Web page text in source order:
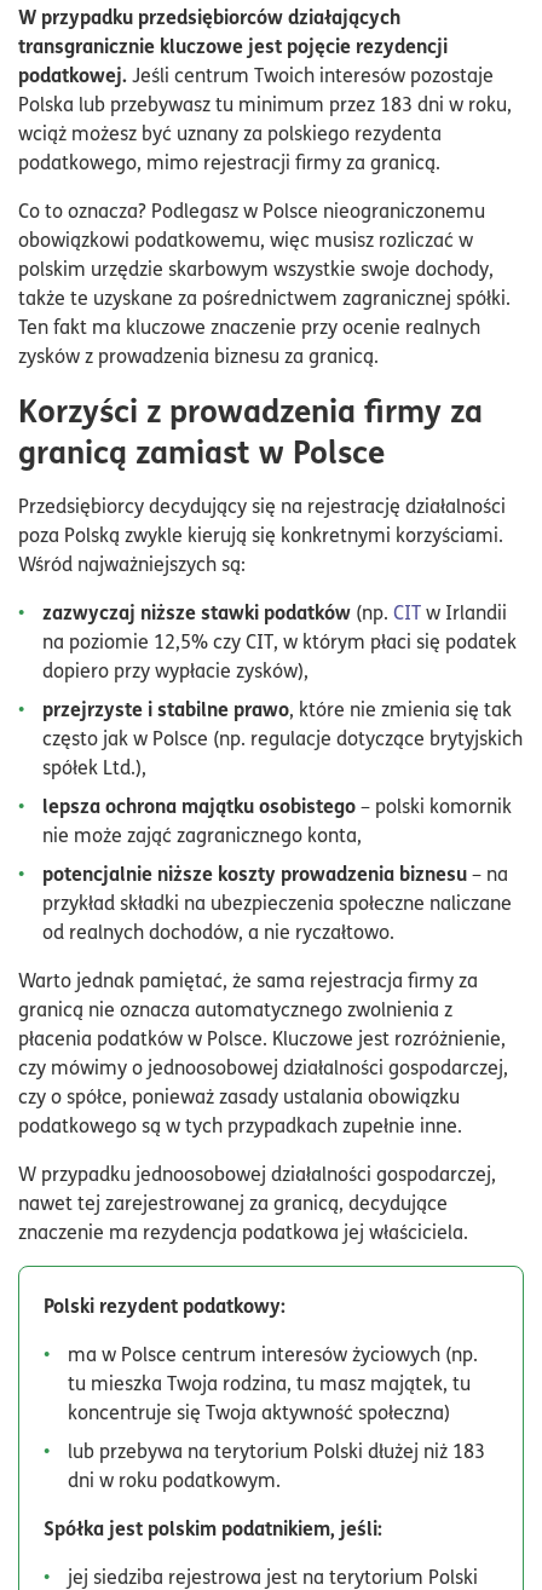
W przypadku przedsiębiorców działających
transgranicznie kluczowe jest pojęcie rezydencji
podatkowej.Jeśli centrum Twoich interesów pozostaje
Polska lub przebywasz tu minimum przez 183 dni w roku,
wciąż możesz być uznany za polskiego rezydenta
podatkowego, mimo rejestracji firmy za granicą.
Co to oznacza? Podlegasz w Polsce nieograniczonemu
obowiązkowi podatkowemu, więc musisz rozliczać w
polskim urzędzie skarbowym wszystkie swoje dochody,
także te uzyskane za pośrednictwem zagranicznej spółki.
Ten fakt ma kluczowe znaczenie przy ocenie realnych
zysków z prowadzenia biznesu za granicą.
Korzyści z prowadzenia firmy za
granicą zamiast w Polsce
Przedsiębiorcy decydujący się na rejestrację działalności
poza Polską zwykle kierują się konkretnymi korzyściami.
Wśród najważniejszych są:
zazwyczaj niższe stawki podatków (np. CITw Irlandii
na poziomie 12,5% czy CIT, w którym płaci się podatek
dopiero przy wypłacie zysków),
przejrzyste i stabilne prawo, które nie zmienia się tak
często jak w Polsce (np. regulacje dotyczące brytyjskich
spółek Ltd.),
lepsza ochrona majątku osobistego– polski komornik
nie może zająć zagranicznego konta,
potencjalnie niższe koszty prowadzenia biznesu– na
przykład składki na ubezpieczenia społeczne naliczane
od realnych dochodów, a nie ryczałtowo.
Warto jednak pamiętać, że sama rejestracja firmy za
granicą nie oznacza automatycznego zwolnienia z
płacenia podatków w Polsce. Kluczowe jest rozróżnienie,
czy mówimy o jednoosobowej działalności gospodarczej,
czy o spółce, ponieważ zasady ustalania obowiązku
podatkowego są w tych przypadkach zupełnie inne.
W przypadku jednoosobowej działalności gospodarczej,
nawet tej zarejestrowanej za granicą, decydujące
znaczenie ma rezydencja podatkowa jej właściciela.
Polski rezydent podatkowy:
ma w Polsce centrum interesów życiowych (np.
tu mieszka Twoja rodzina, tu masz majątek, tu
koncentruje się Twoja aktywność społeczna)
lub przebywa na terytorium Polski dłużej niż 183
dni w roku podatkowym.
Spółka jest polskim podatnikiem, jeśli:
jej siedziba rejestrowa jest na terytorium Polski